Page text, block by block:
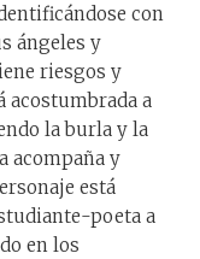
con
ángeles y
riesgos y
acostumbrada a
la burla y la
acompaña y
está
poeta a
en los